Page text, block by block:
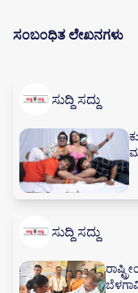
ಸಂಬಂಧಿತ ಲೇಖನಗಳು
ಸುದ್ದಿ ಸದ್ದು
ಸುದ್ದಿ ಸದ್ದು